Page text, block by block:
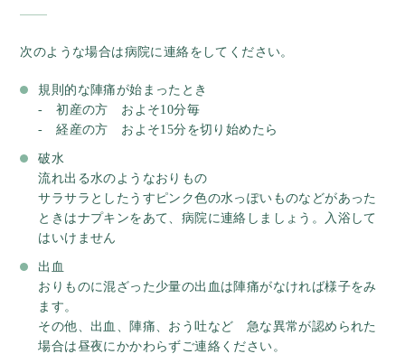
次のような場合は病院に連絡をしてください。
規則的な陣痛が始まったとき
- 初産の方 およそ10分毎
- 経産の方 およそ15分を切り始めたら
破水
流れ出る水のようなおりもの
サラサラとしたうすピンク色の水っぽいものなどがあった
ときはナプキンをあて、病院に連絡しましょう。入浴して
はいけません
出血
おりものに混ざった少量の出血は陣痛がなければ様子をみ
ます。
その他、出血、陣痛、おう吐など 急な異常が認められた
場合は昼夜にかかわらずご連絡ください。